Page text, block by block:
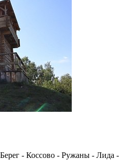
- Коссово - Ружаны - Лида -